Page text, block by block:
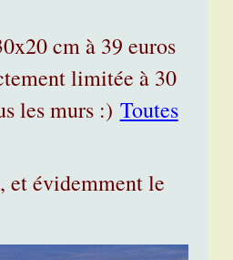
cm à 39 euros
limitée à 30
les murs :) Toutes
et évidemment le